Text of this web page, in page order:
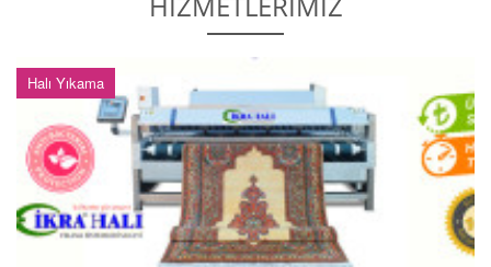
Halı Yıkama